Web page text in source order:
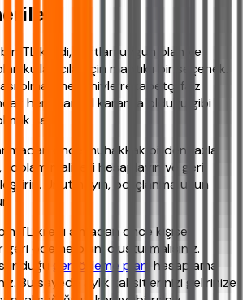
bin TL kredi, şartları uygun olan ve
kullanıcılar için mantıklı bir seçenek.
olması nedeniyle rekabetçi faiz
her finansal kararda olduğu gibi
şart.
önce muhakkak birden fazla
toplam maliyeti hesaplayın ve geri
Unutmayın, borçlanma uzun
TL kredi almadan önce kişisel
ödeme planı oluşturmalısınız.
geri ödeme planı hesaplama
Bu sayede aylık taksitlerinizi gelirinize